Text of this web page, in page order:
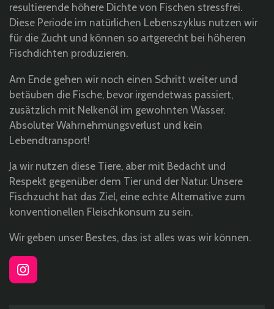
resultierende höhere Dichte von Fischen stressfrei.
Diese Periode im natürlichen Lebenszyklus nutzen wir
für die Zucht und können so artgerecht bei höheren
Fischdichten produzieren.
Am Ende gehen wir noch einen Schritt weiter und
betäuben die Fische, bevor irgendetwas passiert,
zusätzlich mit Nelkenöl im gewohnten Wasser.
Absoluter Wahrnehmungsverlust und kein
Lebendtransport!
Ja wir nutzen diese Tiere, aber mit Bedacht und
Respekt gegenüber dem Tier und der Natur. Unsere
Fischzucht hat das Ziel, eine echte Alternative zum
konventionellen Fleischkonsum zu sein.
Wir geben unser Bestes, das ist alles was wir können.
I
n